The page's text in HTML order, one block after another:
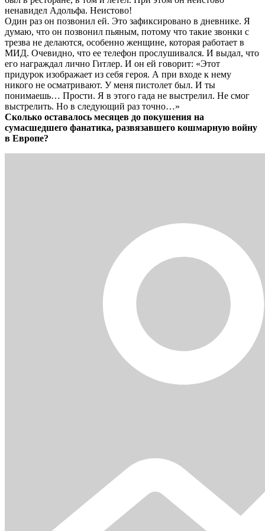
ненавидел Адольфа. Неистово!
Один раз он позвонил ей. Это зафиксировано в дневнике. Я
думаю, что он позвонил пьяным, потому что такие звонки с
трезва не делаются, особенно женщине, которая работает в
МИД. Очевидно, что ее телефон прослушивался. И выдал, что
его награждал лично Гитлер. И он ей говорит: «Этот
придурок изображает из себя героя. А при входе к нему
никого не осматривают. У меня пистолет был. И ты
понимаешь… Прости. Я в этого гада не выстрелил. Не смог
выстрелить. Но в следующий раз точно…»
Сколько оставалось месяцев до покушения на
сумасшедшего фанатика, развязавшего кошмарную войну
в Европе?